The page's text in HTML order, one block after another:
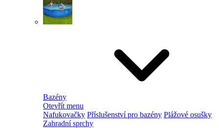
Bazény
Otevřít menu
Nafukovačky Příslušenství pro bazény Plážové osušky
Zahradní sprchy